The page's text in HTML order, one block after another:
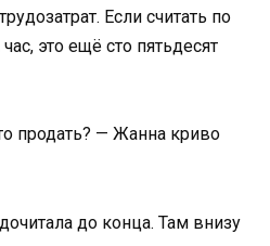
Если считать по
это ещё сто пятьдесят
продать? — Жанна криво
до конца. Там внизу